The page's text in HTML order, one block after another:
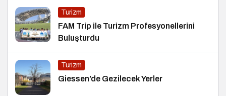
Turizm
FAM Trip ile Turizm Profesyonellerini
Buluşturdu
Turizm
Giessen’de Gezilecek Yerler